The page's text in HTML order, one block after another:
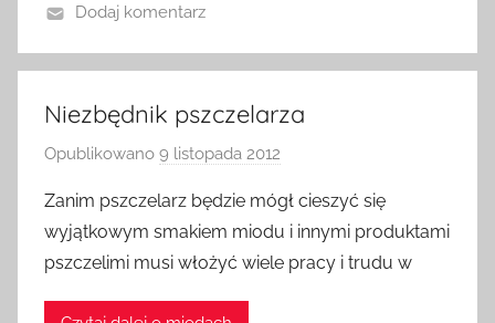
Dodaj komentarz
Niezbędnik pszczelarza
Opublikowano 9 listopada 2012
z
e
z
Zanim pszczelarz będzie mógł cieszyć się
wyjątkowym smakiem miodu i innymi produktami
pszczelimi musi włożyć wiele pracy i trudu w